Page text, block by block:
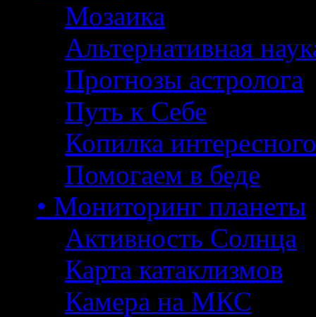
Мозаика
Альтернативная
Прогнозы астролога
Путь к Себе
Копилка интересного
Помогаем в беде
• Мониторинг планеты
Активность Солнца
Карта катаклизмов
Камера на МКС